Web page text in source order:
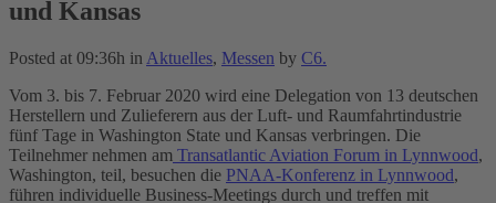
und Kansas
Posted at 09:36h in Aktuelles, Messen by C6.
Vom 3. bis 7. Februar 2020 wird eine Delegation von 13 deutschen
Herstellern und Zulieferern aus der Luft- und Raumfahrtindustrie
fünf Tage in Washington State und Kansas verbringen. Die
Teilnehmer nehmen am Transatlantic Aviation Forum in Lynnwood,
Washington, teil, besuchen die PNAA-Konferenz in Lynnwood,
führen individuelle Business-Meetings durch und treffen mit